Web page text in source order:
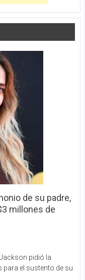
de su padre,
millones de
pidió la
para el sustento de su